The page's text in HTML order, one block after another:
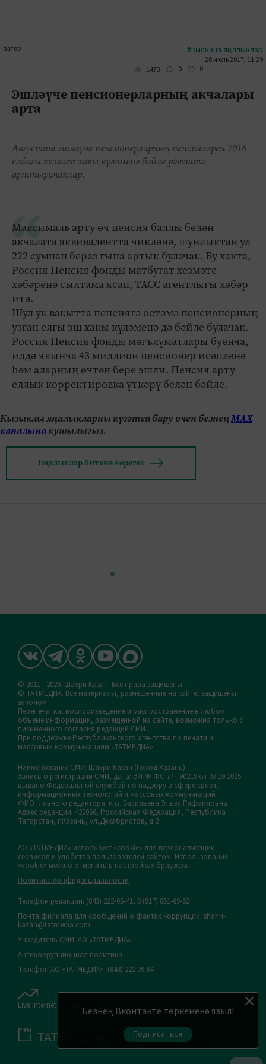
автор #кыскача яңалыклар
28 июль 2017, 11:29
1473
0 0
Эшләүче пенсионерларның акчалары
арта
Августта эшләүче пенсионерларның пенсияләрен 2016
елдагы хезмәт хакы күләменә бәйле рәвештә
арттырачаклар.
Максималь арту өч пенсия баллы белән
акчалата эквивалентта чикләнә, шунлыктан ул
222 сумнан бераз гына артык булачак. Бу хакта,
Россия Пенсия фонды матбугат хезмәте
хәбәренә сылтама ясап, ТАСС агентлыгы хәбәр
итә.
Шул ук вакытта пенсиягә өстәмә пенсионерның
узган елгы эш хакы күләменә дә бәйле булачак.
Россия Пенсия фонды мәгълүматлары буенча,
илдә якынча 43 миллион пенсионер исәпләнә
һәм аларның өчтән бере эшли. Пенсия арту
еллык корректировка үткәрү белән бәйле.
Кызыклы яңалыкларны күзәтеп бару өчен безнеңМАХ
каналынакушылыгыз.
Яңалыклар битенә керегез
Безнең Вконтакте төркеменә языл!
Подписаться
© 2011 - 2026. Шахри Казан. Все права защищены.
© ТАТМЕДИА. Все материалы, размещенные на сайте, защищены
законом.
Перепечатка, воспроизведение и распространение в любом
объеме информации, размещенной на сайте, возможна только с
письменного согласия редакций СМИ.
При поддержке Республиканского агентства по печати и
массовым коммуникациям «ТАТМЕДИА».
Наименование СМИ: Шахри Казан (Город Казань)
Запись о регистрации СМИ, дата: ЭЛ № ФС 77 - 90219 от 07.10.2025
выдано Федеральной службой по надзору в сфере связи,
информационных технологий и массовых коммуникаций
ФИО главного редактора: и.о. Васильева Эльза Рафаиловна
Адрес редакции: 420066, Российская Федерация, Республика
Татарстан, г.Казань, ул.Декабристов, д.2
АО «ТАТМЕДИА» использует «cookie» для персонализации
сервисов и удобства пользователей сайтом. Использование
«cookie» можно отменить в настройках браузера.
Политика конфиденциальности
Телефон редакции: (843) 222-05-41, 8 (917) 851-69-62
Почта филиала для сообщений о фактах коррупции: shahri-
kazan@tatmedia.com
Учредитель СМИ: АО «ТАТМЕДИА»
Антикоррупционная политика
Телефон АО «ТАТМЕДИА»: (843) 222 09 84
Live Internet